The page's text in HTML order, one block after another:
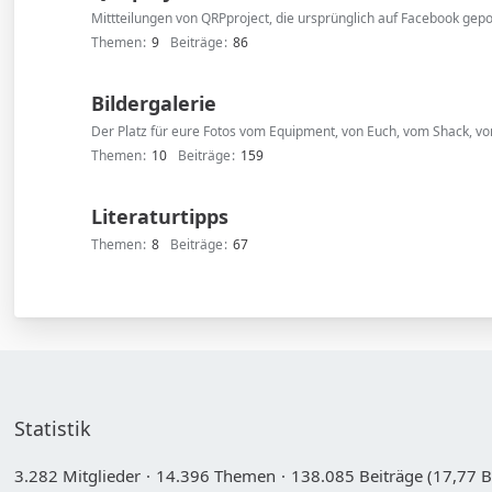
Mittteilungen von QRPproject, die ursprünglich auf Facebook
Themen 9 Beiträge 86
Bildergalerie
Der Platz für eure Fotos vom Equipment, von Euch, vom Shack,
Themen 10 Beiträge 159
Literaturtipps
Themen 8 Beiträge 67
Statistik
3.282 Mitglieder 14.396 Themen
138.085 Beiträge (17,77